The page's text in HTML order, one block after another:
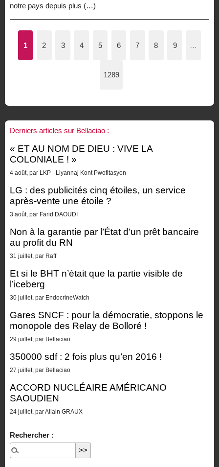
notre pays depuis plus (…)
1 2 3 4 5 6 7 8 9 …
1289
Derniers articles sur Bellaciao :
« ET AU NOM DE DIEU : VIVE LA
COLONIALE ! »
4 août, par LKP - Liyannaj Kont Pwofitasyon
LG : des publicités cinq étoiles, un service
après-vente une étoile ?
3 août, par Farid DAOUDI
Non à la garantie par l’État d’un prêt bancaire
au profit du RN
31 juillet, par Raff
Et si le BHT n’était que la partie visible de
l’iceberg
30 juillet, par EndocrineWatch
Gares SNCF : pour la démocratie, stoppons le
monopole des Relay de Bolloré !
29 juillet, par Bellaciao
350000 sdf : 2 fois plus qu’en 2016 !
27 juillet, par Bellaciao
ACCORD NUCLÉAIRE AMÉRICANO
SAOUDIEN
24 juillet, par Allain GRAUX
Rechercher :